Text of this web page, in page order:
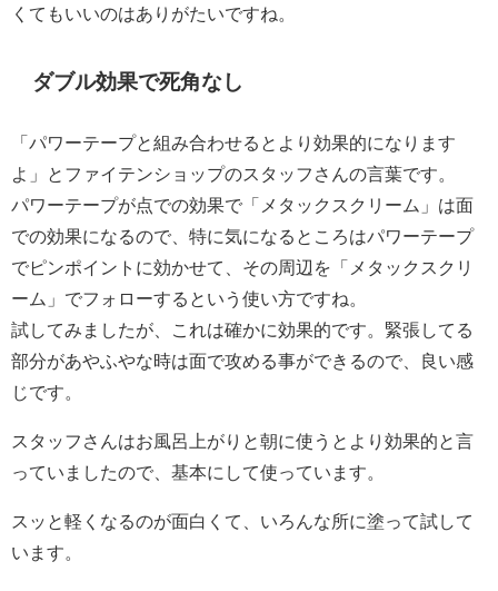
くてもいいのはありがたいですね。
ダブル効果で死角なし
「パワーテープと組み合わせるとより効果的になります
よ」とファイテンショップのスタッフさんの言葉です。
パワーテープが点での効果で「メタックスクリーム」は面
での効果になるので、特に気になるところはパワーテープ
でピンポイントに効かせて、その周辺を「メタックスクリ
ーム」でフォローするという使い方ですね。
試してみましたが、これは確かに効果的です。緊張してる
部分があやふやな時は面で攻める事ができるので、良い感
じです。
スタッフさんはお風呂上がりと朝に使うとより効果的と言
っていましたので、基本にして使っています。
スッと軽くなるのが面白くて、いろんな所に塗って試して
います。